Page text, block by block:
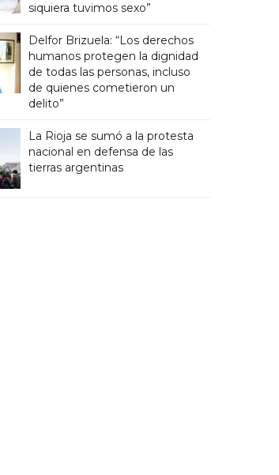
siquiera tuvimos sexo”
Delfor Brizuela: “Los derechos
humanos protegen la dignidad
de todas las personas, incluso
de quienes cometieron un
delito”
La Rioja se sumó a la protesta
nacional en defensa de las
tierras argentinas